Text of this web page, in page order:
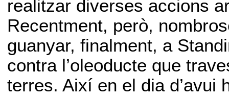
realitzar diverses accions
Recentment, però,
guanyar, finalment, a
contra l’oleoducte que
terres. Així en el dia d’avui